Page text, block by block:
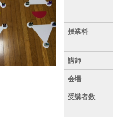
授業料
講師
会場
受講者数